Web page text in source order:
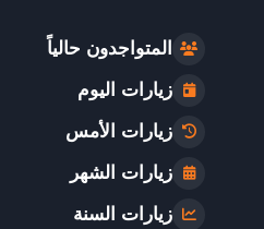
المتواجدون حالياً
زيارات اليوم
زيارات الأمس
زيارات الشهر
زيارات السنة